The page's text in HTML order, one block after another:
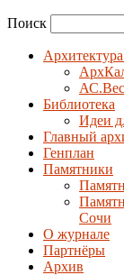
Поиск
Библиотека
Идеи
Главный
Генплан
Памятники
Сочи
О журнале
Партнёры
Архив